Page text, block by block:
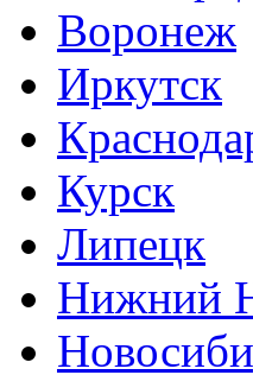
Воронеж
Иркутск
Курск
Липецк
Нижний